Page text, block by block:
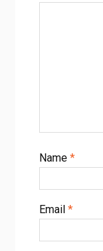
Name *
Email *